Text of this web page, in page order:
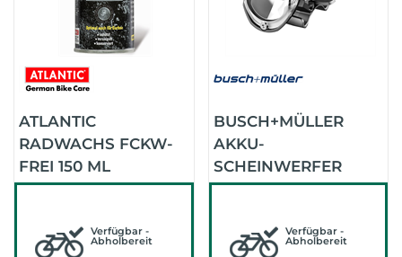
ATLANTIC
RADWACHS FCKW-
FREI 150 ML
Verfügbar -
Abholbereit
BUSCH+MÜLLER
AKKU-
SCHEINWERFER
CORE 50 LUX
Verfügbar -
Abholbereit